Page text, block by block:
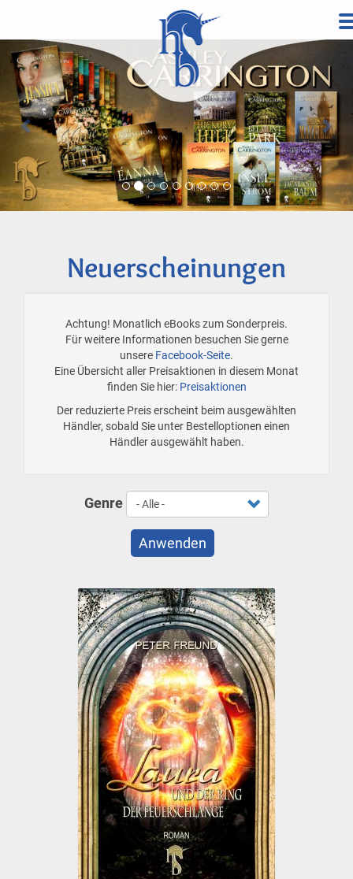
InhaltVorherige
Neuerscheinungen
Achtung! Monatlich eBooks zum Sonderpreis.
Für weitere Informationen besuchen Sie gerne
unsere Facebook-Seite.
Eine Übersicht aller Preisaktionen in diesem Monat
finden Sie hier: Preisaktionen
Der reduzierte Preis erscheint beim ausgewählten
Händler, sobald Sie unter Bestelloptionen einen
Händler ausgewählt haben.
Genre
Anwenden